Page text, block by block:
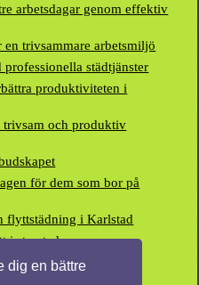
dig en bättre
arbetsdagar genom effektiv
trivsammare arbetsmiljö
städtjänster
produktiviteten i
trivsam och produktiv
för dem som bor på
flyttstädning i Karlstad
i storstaden